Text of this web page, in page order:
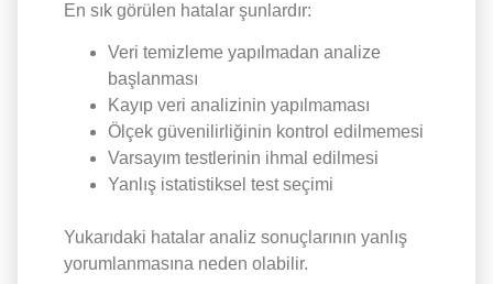
En sık görülen hatalar şunlardır:
Veri temizleme yapılmadan analize
başlanması
Kayıp veri analizinin yapılmaması
Ölçek güvenilirliğinin kontrol edilmemesi
Varsayım testlerinin ihmal edilmesi
Yanlış istatistiksel test seçimi
Yukarıdaki hatalar analiz sonuçlarının yanlış
yorumlanmasına neden olabilir.